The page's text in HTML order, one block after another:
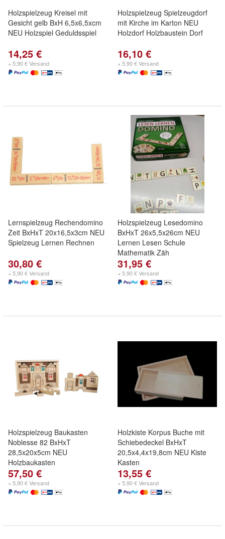
Holzspielzeug Kreisel mit
Gesicht gelb BxH 6,5x6,5xcm
NEU Holzspiel Geduldsspiel
14,25 €
+ 5,90 € Versand
Holzspielzeug Spielzeugdorf
mit Kirche im Karton NEU
Holzdorf Holzbaustein Dorf
16,10 €
+ 5,90 € Versand
Lernspielzeug Rechendomino
Zeit BxHxT 20x16,5x3cm NEU
Spielzeug Lernen Rechnen
30,80 €
+ 5,90 € Versand
Holzspielzeug Lesedomino
BxHxT 26x5,5x26cm NEU
Lernen Lesen Schule
Mathematik Zäh
31,95 €
+ 5,90 € Versand
Holzspielzeug Baukasten
Noblesse 82 BxHxT
28,5x20x5cm NEU
Holzbaukasten
57,50 €
+ 5,90 € Versand
Holzkiste Korpus Buche mit
Schiebedeckel BxHxT
20,5x4,4x19,8cm NEU Kiste
Kasten
13,55 €
+ 5,90 € Versand